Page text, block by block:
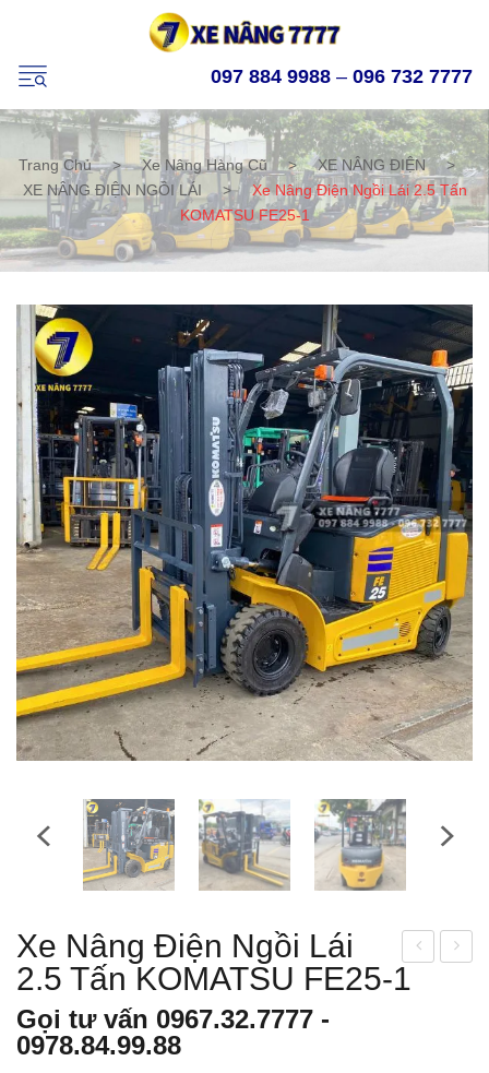
097 884 9988 – 096 732 7777
Trang Chủ > Xe Nâng Hàng Cũ > XE NÂNG ĐIỆN
>
XE NÂNG ĐIỆN NGỒI LÁI
>
Xe Nâng Điện Ngồi Lái 2.5 Tấn
KOMATSU FE25-1
Xe Nâng Điện Ngồi Lái
2.5 Tấn KOMATSU FE25-1
Gọi tư vấn 0967.32.7777 -
0978.84.99.88